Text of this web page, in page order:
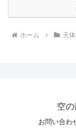
ホーム 天
空
お問い合わ